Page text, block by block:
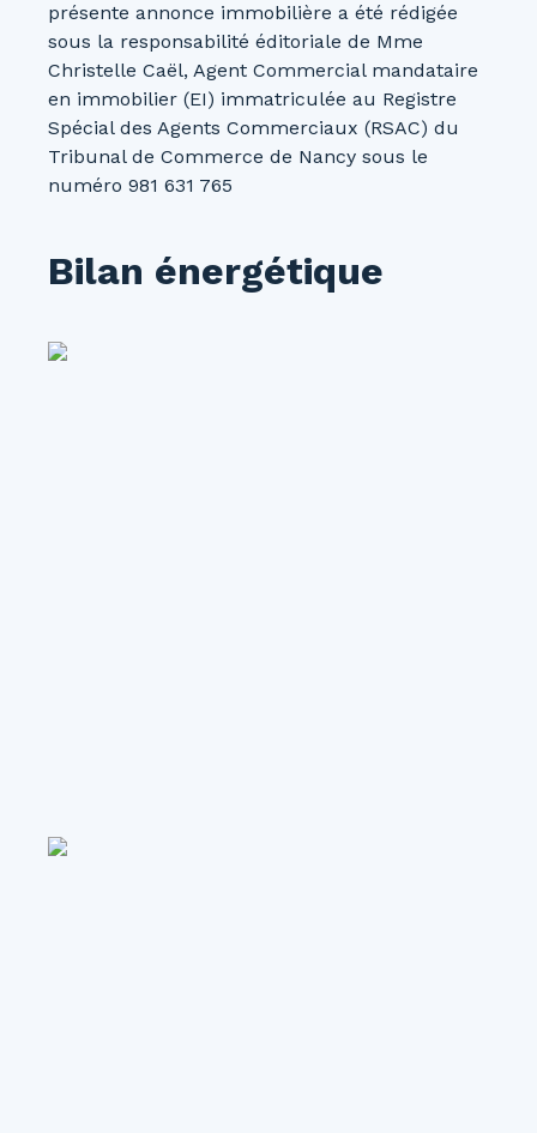
présente annonce immobilière a été rédigée
sous la responsabilité éditoriale de Mme
Christelle Caël, Agent Commercial mandataire
en immobilier (EI) immatriculée au Registre
Spécial des Agents Commerciaux (RSAC) du
Tribunal de Commerce de Nancy sous le
numéro 981 631 765
Bilan énergétique